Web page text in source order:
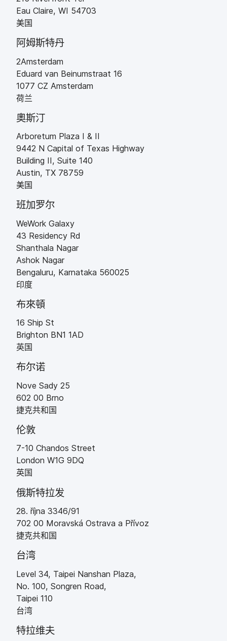
Eau Claire,WI 54703
美国
阿姆斯特丹
2Amsterdam
Eduard van Beinumstraat 16
1077 CZ Amsterdam
荷兰
奧斯汀
Arboretum Plaza I& II
9442 N Capital of Texas Highway
Building II, Suite 140
Austin, TX 78759
美国
班​加罗尔
WeWork Galaxy
43 Residency Rd
Shanthala Nagar
Ashok Nagar
Bengaluru, Karnataka 560025
印度
布來頓
16 Ship St
Brighton BN1 1AD
英国
布尔诺
Nove Sady 25
602 00 Brno
捷克​共和国
伦敦
7-10 Chandos Street
London W1G 9DQ
英国
俄斯特拉​发
28. října 3346/91
702 00 Moravská Ostrava a Přívoz
捷克​共和国
台湾
Level 34, Taipei Nanshan Plaza,
No. 100, Songren Road,
Taipei 110
台湾
特拉维夫